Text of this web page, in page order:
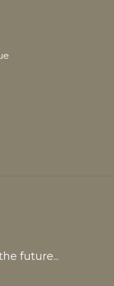
future...